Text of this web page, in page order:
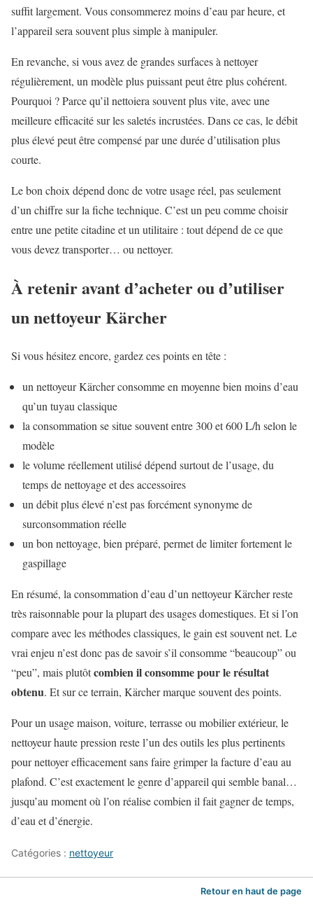
suffit largement. Vous consommerez moins d’eau par heure, et
l’appareil sera souvent plus simple à manipuler.
En revanche, si vous avez de grandes surfaces à nettoyer
régulièrement, un modèle plus puissant peut être plus cohérent.
Pourquoi ? Parce qu’il nettoiera souvent plus vite, avec une
meilleure efficacité sur les saletés incrustées. Dans ce cas, le débit
plus élevé peut être compensé par une durée d’utilisation plus
courte.
Le bon choix dépend donc de votre usage réel, pas seulement
d’un chiffre sur la fiche technique. C’est un peu comme choisir
entre une petite citadine et un utilitaire : tout dépend de ce que
vous devez transporter… ou nettoyer.
À retenir avant d’acheter ou d’utiliser
un nettoyeur Kärcher
Si vous hésitez encore, gardez ces points en tête :
un nettoyeur Kärcher consomme en moyenne bien moins d’eau
qu’un tuyau classique
la consommation se situe souvent entre 300 et 600 L/h selon le
modèle
le volume réellement utilisé dépend surtout de l’usage, du
temps de nettoyage et des accessoires
un débit plus élevé n’est pas forcément synonyme de
surconsommation réelle
un bon nettoyage, bien préparé, permet de limiter fortement le
gaspillage
En résumé, la consommation d’eau d’un nettoyeur Kärcher reste
très raisonnable pour la plupart des usages domestiques. Et si l’on
compare avec les méthodes classiques, le gain est souvent net. Le
vrai enjeu n’est donc pas de savoir s’il consomme “beaucoup” ou
“peu”, mais plutôtcombien il consomme pour le résultat
obtenu. Et sur ce terrain, Kärcher marque souvent des points.
Pour un usage maison, voiture, terrasse ou mobilier extérieur, le
nettoyeur haute pression reste l’un des outils les plus pertinents
pour nettoyer efficacement sans faire grimper la facture d’eau au
plafond. C’est exactement le genre d’appareil qui semble banal…
jusqu’au moment où l’on réalise combien il fait gagner de temps,
d’eau et d’énergie.
Catégories : nettoyeur
Retour en haut de page